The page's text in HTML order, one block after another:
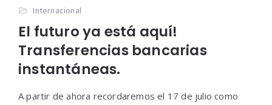
Internacional
El futuro ya está aquí!
Transferencias bancarias
instantáneas.
A partir de ahora recordaremos el 17 de julio como